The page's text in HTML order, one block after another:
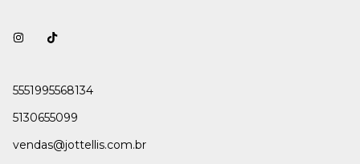
5551995568134
5130655099
vendas@jottellis.com.br